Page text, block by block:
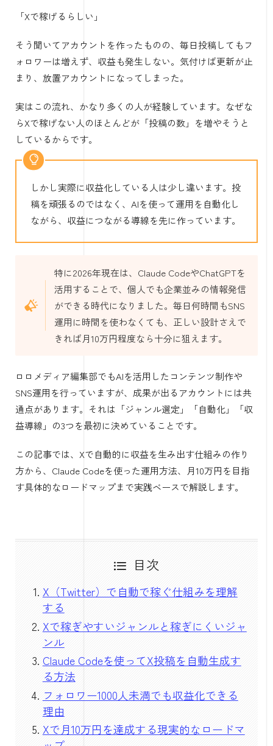
「Xで稼げるらしい」
そう聞いてアカウントを作ったものの、毎日投稿してもフ
ォロワーは増えず、収益も発生しない。気付けば更新が止
まり、放置アカウントになってしまった。
実はこの流れ、かなり多くの人が経験しています。なぜな
らXで稼げない人のほとんどが「投稿の数」を増やそうと
しているからです。
しかし実際に収益化している人は少し違います。投
稿を頑張るのではなく、AIを使って運用を自動化し
ながら、収益につながる導線を先に作っています。
特に2026年現在は、Claude CodeやChatGPTを
活用することで、個人でも企業並みの情報発信
ができる時代になりました。毎日何時間もSNS
運用に時間を使わなくても、正しい設計さえで
きれば月10万円程度なら十分に狙えます。
ロロメディア編集部でもAIを活用したコンテンツ制作や
SNS運用を行っていますが、成果が出るアカウントには共
通点があります。それは「ジャンル選定」「自動化」「収
益導線」の3つを最初に決めていることです。
この記事では、Xで自動的に収益を生み出す仕組みの作り
方から、Claude Codeを使った運用方法、月10万円を目指
す具体的なロードマップまで実践ベースで解説します。
目次
X（Twitter）で自動で稼ぐ仕組みを理解
する
Xで稼ぎやすいジャンルと稼ぎにくいジャ
ンル
Claude Codeを使ってX投稿を自動生成す
る方法
フォロワー1000人未満でも収益化できる
理由
Xで月10万円を達成する現実的なロードマ